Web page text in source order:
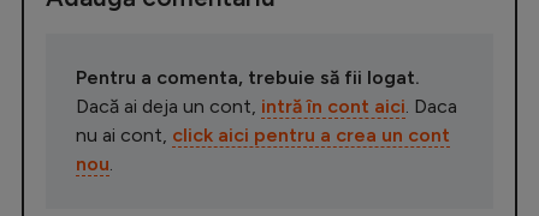
Pentru a comenta, trebuie să fii logat.
Dacă ai deja un cont, intră în cont aici. Daca
nu ai cont, click aici pentru a crea un cont
nou.